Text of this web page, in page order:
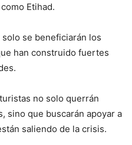
Etihad.
solo se beneficiarán los
han construido fuertes
no solo querrán
sino que buscarán apoyar a
saliendo de la crisis.